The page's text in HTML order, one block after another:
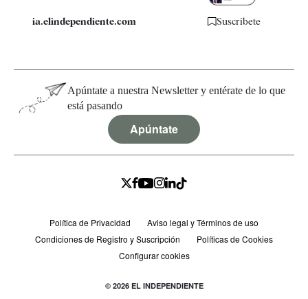
ia.elindependiente.com Suscríbete
Apúntate a nuestra Newsletter y entérate de lo que
está pasando
Apúntate
Política de Privacidad
Aviso legal y Términos de uso
Condiciones de Registro y Suscripción
Políticas de Cookies
Configurar cookies
© 2026 EL INDEPENDIENTE